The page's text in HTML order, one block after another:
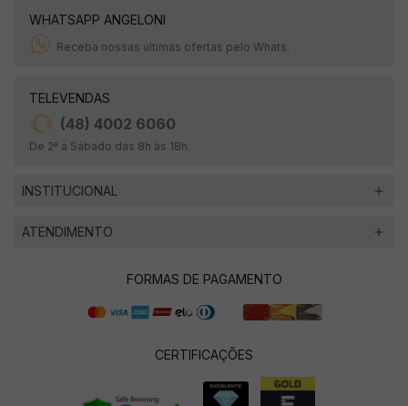
WHATSAPP ANGELONI
Receba nossas últimas ofertas pelo Whats.
TELEVENDAS
(48) 4002 6060
De 2ª a Sábado das 8h às 18h.
INSTITUCIONAL
ATENDIMENTO
FORMAS DE PAGAMENTO
CERTIFICAÇÕES